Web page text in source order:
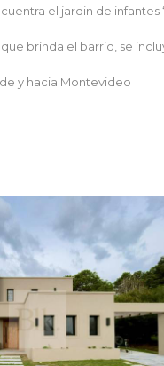
el jardin de infantes
brinda el barrio, se
y hacia Montevideo